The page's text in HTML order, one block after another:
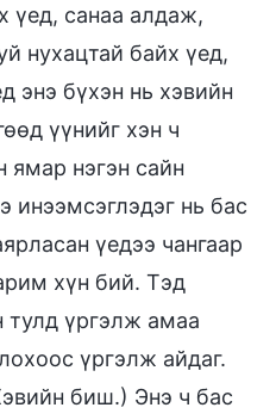
үед, санаа алдаж,
нухацтай байх үед,
энэ бүхэн нь хэвийн
үүнийг хэн ч
ямар нэгэн сайн
инээмсэглэдэг нь бас
үедээ чангаар
хүн бий. Тэд
тулд үргэлж амаа
үргэлж айдаг.
биш.) Энэ ч бас